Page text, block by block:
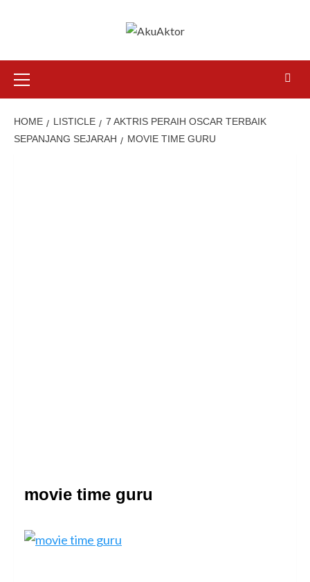
Menu
HOME LISTICLE
7 AKTRIS PERAIH OSCAR TERBAIK
SEPANJANG SEJARAH
MOVIE TIME GURU
movie time guru